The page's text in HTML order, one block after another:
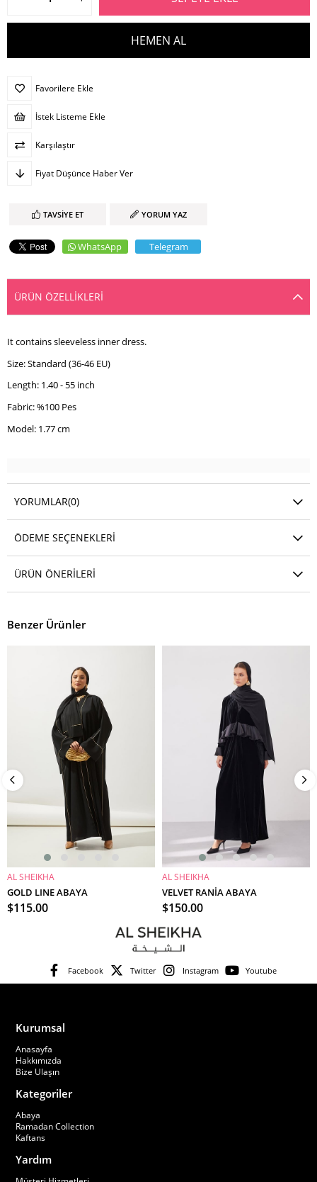
Favorilere Ekle
İstek Listeme Ekle
Karşılaştır
Fiyat Düşünce Haber Ver
TAVSIYE ET YORUM YAZ
WhatsApp Telegram
ÜRÜN ÖZELLIKLERI
It contains sleeveless inner dress.
Size: Standard (36-46 EU)
Length: 1.40 - 55 inch
Fabric: %100 Pes
Model: 1.77 cm
YORUMLAR(0)
ÖDEME SEÇENEKLERI
ÜRÜN ÖNERILERI
Benzer Ürünler
SEPETE EKLE
AL SHEIKHA
GOLD LINE ABAYA
$115.00
SEPETE EKLE
AL SHEIKHA
VELVET RANİA ABAYA
$150.00
Facebook Twitter Instagram Youtube
Kurumsal
Anasayfa
Hakkımızda
Bize Ulaşın
Kategoriler
Abaya
Ramadan Collection
Kaftans
Yardım